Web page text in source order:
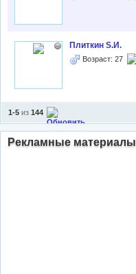
Плиткин S.И.
Возраст: 27
1-5 из 144
Рекламные материалы